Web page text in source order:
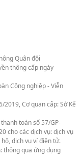
Quân đội
thông cấp ngày
Công nghiệp - Viễn
Cơ quan cấp: Sở Kế
toán số 57/GP-
cho các dịch vụ: dịch vụ
dịch vụ ví điện tử.
thông qua ứng dụng